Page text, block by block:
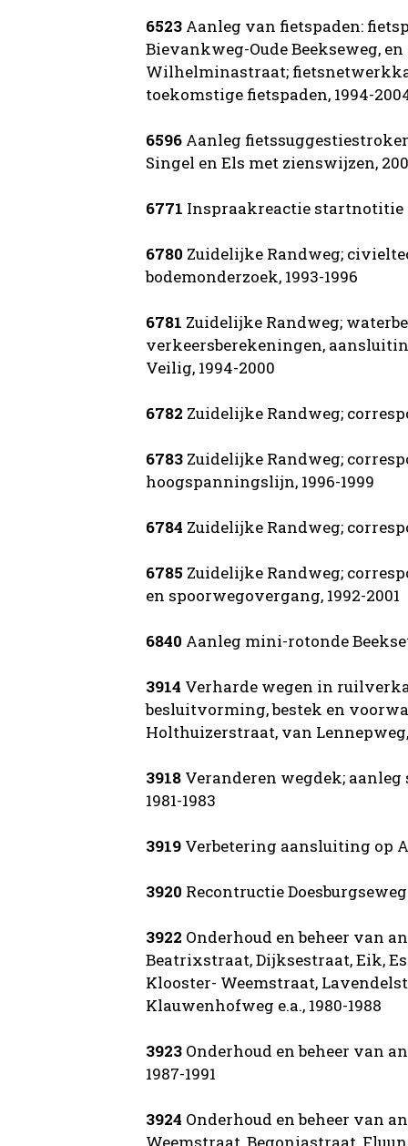
6523 Aanleg van fietspaden:
Bievankweg-Oude Beekseweg,
Wilhelminastraat;
toekomstige fietspaden, 1994-
6596 Aanleg
Singel en Els met zienswijzen,
6771 Inspraakreactie startnotitie
6780 Zuidelijke Randweg;
bodemonderzoek, 1993-1996
6781 Zuidelijke Randweg;
verkeersberekeningen,
Veilig, 1994-2000
6782 Zuidelijke Randweg;
6783 Zuidelijke Randweg;
hoogspanningslijn, 1996-1999
6784 Zuidelijke Randweg;
6785 Zuidelijke Randweg;
en spoorwegovergang, 1992-2001
6840 Aanleg mini-rotonde
3914 Verharde wegen in
besluitvorming, bestek en
Holthuizerstraat, van Lennepweg,
3918 Veranderen wegdek;
1981-1983
3919 Verbetering aansluiting op
3920 Recontructie Doesburgseweg
3922 Onderhoud en beheer van
Beatrixstraat, Dijksestraat, Eik,
Klooster- Weemstraat,
Klauwenhofweg e.a., 1980-1988
3923 Onderhoud en beheer van
1987-1991
3924 Onderhoud en beheer van